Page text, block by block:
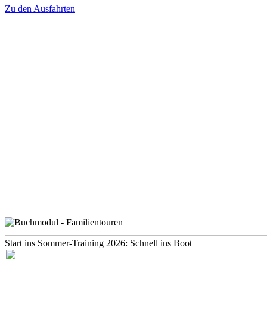
Start ins Sommer-Training 2026: Schnell ins Boot
Zu den Ausfahrten